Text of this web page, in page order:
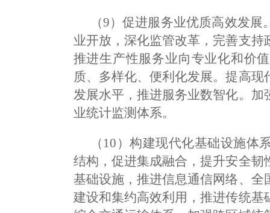
（9）促进服务业优质高效发
业开放，深化监管改革，完善支
推进生产性服务业向专业化和价
质、多样化、便利化发展。提高
发展水平，推进服务业数智化。
业统计监测体系。
（10）构建现代化基础设施
结构，促进集成融合，提升安全
基础设施，推进信息通信网络、
建设和集约高效利用，推进传统